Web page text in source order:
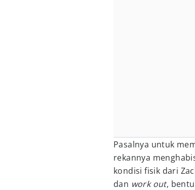
Pasalnya untuk
rekannya
kondisi fisik dari
dan work out,